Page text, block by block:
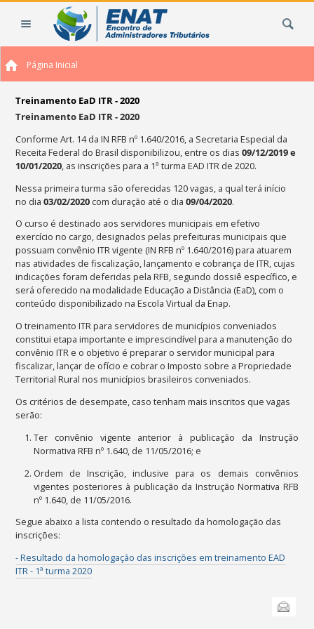
Página Inicial
Treinamento EaD ITR - 2020
Treinamento EaD ITR - 2020
Conforme Art. 14 da IN RFB nº 1.640/2016, a Secretaria Especial da
Receita Federal do Brasil disponibilizou, entre os dias09/12/2019 e
10/01/2020, as inscrições para a 1ª turma EAD ITR de 2020.
Nessa primeira turma são oferecidas 120 vagas, a qual terá início
no dia03/02/2020 com duração até o dia09/04/2020.
O curso é destinado aos servidores municipais em efetivo
exercício no cargo, designados pelas prefeituras municipais que
possuam convênio ITR vigente (IN RFB nº 1.640/2016) para atuarem
nas atividades de fiscalização, lançamento e cobrança de ITR, cujas
indicações foram deferidas pela RFB, segundo dossiê específico, e
será oferecido na modalidade Educação a Distância (EaD), com o
conteúdo disponibilizado na Escola Virtual da Enap.
O treinamento ITR para servidores de municípios conveniados
constitui etapa importante e imprescindível para a manutenção do
convênio ITR e o objetivo é preparar o servidor municipal para
fiscalizar, lançar de ofício e cobrar o Imposto sobre a Propriedade
Territorial Rural nos municípios brasileiros conveniados.
Os critérios de desempate, caso tenham mais inscritos que vagas
serão:
Ter convênio vigente anterior à publicação da Instrução
Normativa RFB nº 1.640, de 11/05/2016; e
Ordem de Inscrição, inclusive para os demais convênios
vigentes posteriores à publicação da Instrução Normativa RFB
nº 1.640, de 11/05/2016.
Segue abaixo a lista contendo o resultado da homologação das
inscrições:
- Resultado da homologação das inscrições em treinamento EAD
ITR - 1ª turma 2020